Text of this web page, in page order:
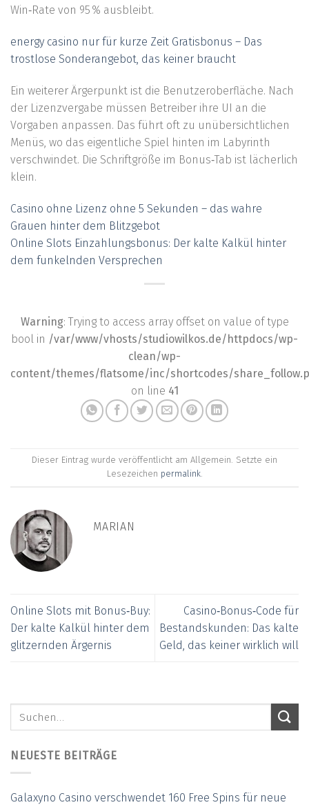
Win‑Rate von 95 % ausbleibt.
energy casino nur für kurze Zeit Gratisbonus – Das
trostlose Sonderangebot, das keiner braucht
Ein weiterer Ärgerpunkt ist die Benutzeroberfläche. Nach
der Lizenzvergabe müssen Betreiber ihre UI an die
Vorgaben anpassen. Das führt oft zu unübersichtlichen
Menüs, wo das eigentliche Spiel hinten im Labyrinth
verschwindet. Die Schriftgröße im Bonus‑Tab ist lächerlich
klein.
Casino ohne Lizenz ohne 5 Sekunden – das wahre
Grauen hinter dem Blitzgebot
Online Slots Einzahlungsbonus: Der kalte Kalkül hinter
dem funkelnden Versprechen
Warning: Trying to access array offset on value of type
bool in /var/www/vhosts/studiowilkos.de/httpdocs/wp-
clean/wp-
content/themes/flatsome/inc/shortcodes/
on line 41
Dieser Eintrag wurde veröffentlicht am Allgemein. Setzte ein
Lesezeichen permalink.
MARIAN
Online Slots mit Bonus‑Buy:
Der kalte Kalkül hinter dem
glitzernden Ärgernis
Casino‑Bonus‑Code für
Bestandskunden: Das kalte
Geld, das keiner wirklich will
NEUESTE BEITRÄGE
Galaxyno Casino verschwendet 160 Free Spins für neue